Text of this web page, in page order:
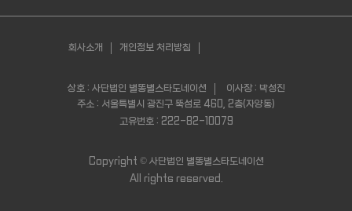
회사소개
개인정보 처리방침
단법인별똥별스타도네이션" 기업은행 031-
104561-04-011
상호 : 사단법인 별똥별스타도네이션
이사장 : 박성진
주소 : 서울특별시 광진구 뚝섬로 460, 2층(자양동)
고유번호 : 222-82-10079
Copyright © 사단법인 별똥별스타도네이션
All rights reserved.